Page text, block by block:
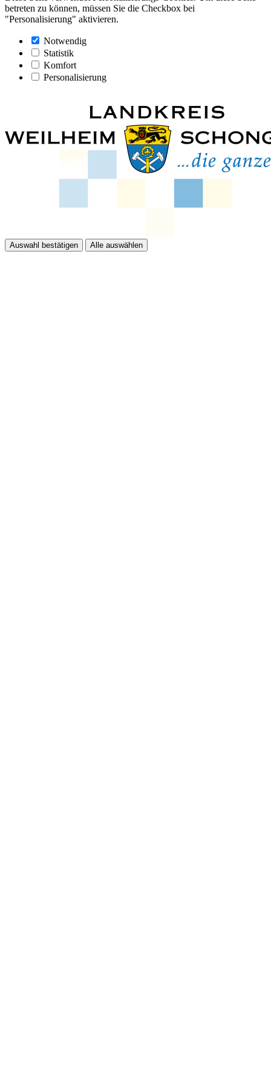
betreten zu können, müssen Sie die Checkbox bei
"Personalisierung" aktivieren.
Notwendig
Statistik
Komfort
Personalisierung
Auswahl bestätigen Alle auswählen